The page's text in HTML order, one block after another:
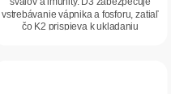
vstrebávanie vápnika a fosforu, zatiaľ
čo K2 prispieva k ukladaniu